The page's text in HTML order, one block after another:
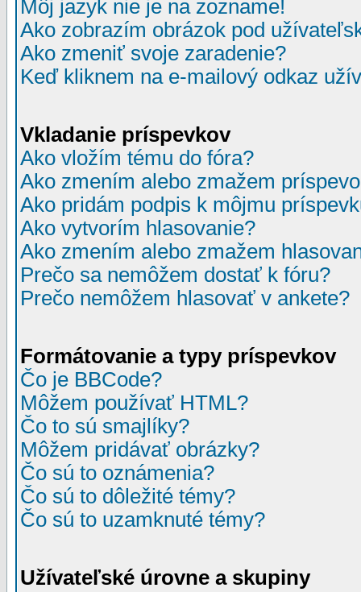
Môj jazyk nie je na zozname!
Ako zobrazím obrázok pod
Ako zmeniť svoje zaradenie?
Keď kliknem na e-mailový odkaz
Vkladanie príspevkov
Ako vložím tému do fóra?
Ako zmením alebo zmažem
Ako pridám podpis k môjmu
Ako vytvorím hlasovanie?
Ako zmením alebo zmažem
Prečo sa nemôžem dostať k fóru?
Prečo nemôžem hlasovať v ankete?
Formátovanie a typy príspevkov
Čo je BBCode?
Môžem používať HTML?
Čo to sú smajlíky?
Môžem pridávať obrázky?
Čo sú to oznámenia?
Čo sú to dôležité témy?
Čo sú to uzamknuté témy?
Užívateľské úrovne a skupiny